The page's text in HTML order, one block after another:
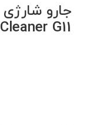
Cleaner G11